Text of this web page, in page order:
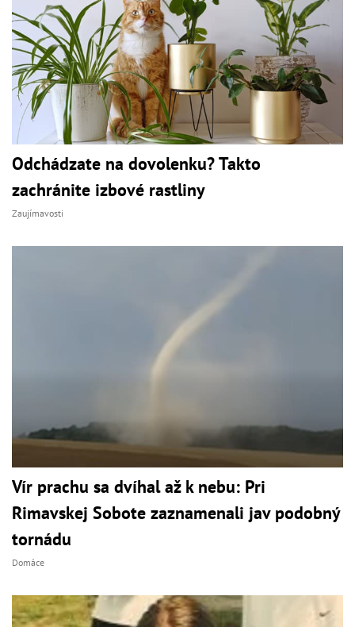
Odchádzate na dovolenku? Takto
zachránite izbové rastliny
Zaujímavosti
Vír prachu sa dvíhal až k nebu: Pri
Rimavskej Sobote zaznamenali jav podobný
tornádu
Domáce